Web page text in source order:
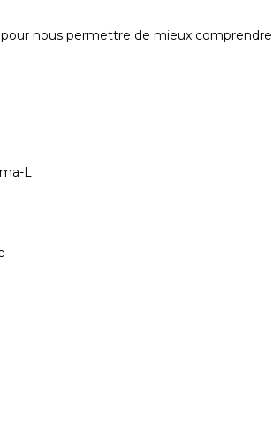
nous permettre de mieux
L